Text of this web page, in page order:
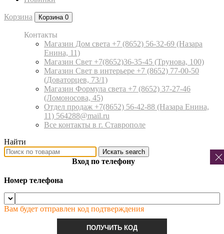
Корзина Корзина 0
Контакты
Магазин Дом света +7 (8652) 56-32-69 (Назара
Енина, 11)
Магазин Свет +7(8652)36-35-45 (Трунова, 100)
Магазин Свет в интерьере +7 (8652) 77-00-50
(Доваторцев, 73/1)
Магазин Формула света +7 (8652) 37-27-46
(Ломоносова, 45)
Отдел продаж +7(8652) 56-42-88 (Назара Енина,
11) 564288@mail.ru
Все контакты в г. Ставрополе
Найти
Искать search
Вход по телефону
Номер телефона
Вам будет отправлен код подтверждения
ПОЛУЧИТЬ КОД